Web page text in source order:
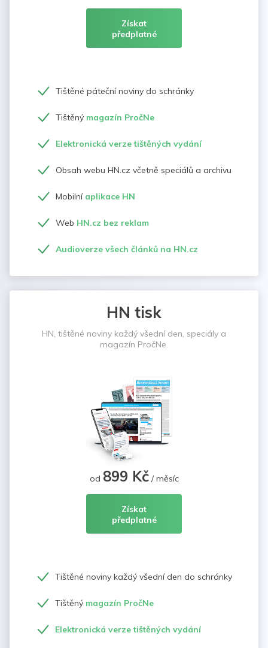
Získat
předplatné
Tištěné páteční noviny do schránky
Tištěný magazín PročNe
Elektronická verze tištěných vydání
Obsah webu HN.cz včetně speciálů a archivu
Mobilní aplikace HN
Web HN.cz bez reklam
Audioverze všech článků na HN.cz
HN tisk
HN, tištěné noviny každý všední den, speciály a
magazín PročNe.
od 899 Kč/ měsíc
Získat
předplatné
Tištěné noviny každý všední den do schránky
Tištěný magazín PročNe
Elektronická verze tištěných vydání